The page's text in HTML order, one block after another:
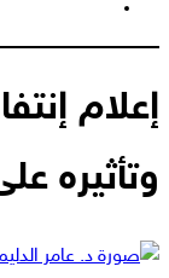
المظلم
إعلام
وتأثيره